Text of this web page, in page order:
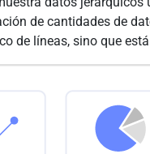
de cantidades de
de líneas, sino que